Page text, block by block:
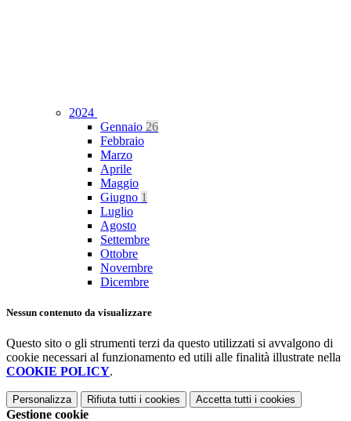
2024
Gennaio 26
Febbraio
Marzo
Aprile
Maggio
Giugno 1
Luglio
Agosto
Settembre
Ottobre
Novembre
Dicembre
Nessun contenuto da visualizzare
Questo sito o gli strumenti terzi da questo utilizzati si avvalgono di
cookie necessari al funzionamento ed utili alle finalità illustrate nella
COOKIE POLICY.
Personalizza Rifiuta tutti i cookies Accetta tutti i cookies
Gestione cookie